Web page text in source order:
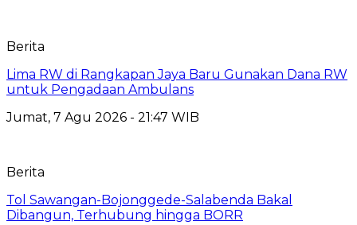
Berita
Lima RW di Rangkapan Jaya Baru Gunakan Dana RW
untuk Pengadaan Ambulans
Jumat, 7 Agu 2026 - 21:47 WIB
Berita
Tol Sawangan-Bojonggede-Salabenda Bakal
Dibangun, Terhubung hingga BORR